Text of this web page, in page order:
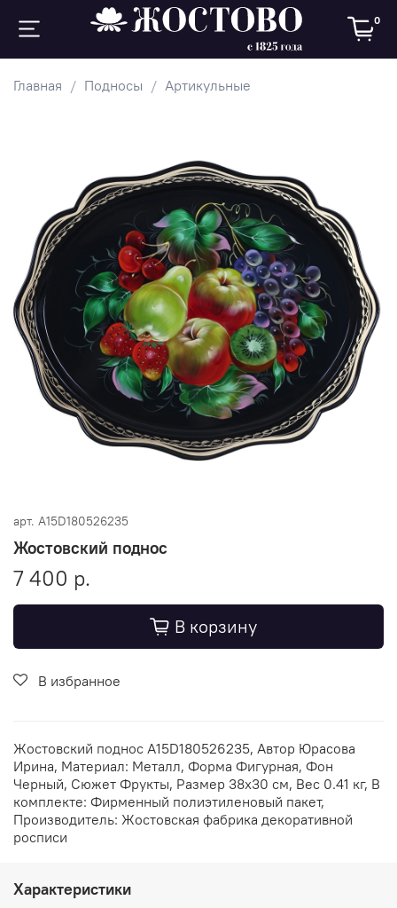
0
Главная Подносы Артикульные
арт. A15D180526235
Жостовский поднос
7 400 р.
В корзину
В избранное
Жостовский поднос A15D180526235, Автор Юрасова
Ирина, Материал: Металл, Форма Фигурная, Фон
Черный, Сюжет Фрукты, Размер 38х30 см, Вес 0.41 кг, В
комплекте: Фирменный полиэтиленовый пакет,
Производитель: Жостовская фабрика декоративной
росписи
Характеристики